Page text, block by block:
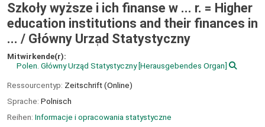
Szkoły wyższe i ich finanse w ... r. = Higher
education institutions and their finances in
... / Główny Urza̜d Statystyczny
Mitwirkende(r):
Polen. Główny Urząd Statystyczny[Herausgebendes Organ]
Ressourcentyp: Zeitschrift (Online)
Sprache: Polnisch
Reihen: Informacje i opracowania statystyczne